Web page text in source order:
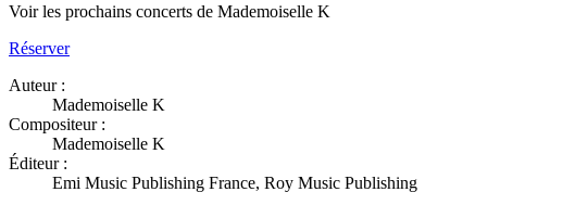
Voir les prochains concerts de Mademoiselle K
Réserver
Auteur :
Mademoiselle K
Compositeur :
Mademoiselle K
Éditeur :
Emi Music Publishing France, Roy Music Publishing